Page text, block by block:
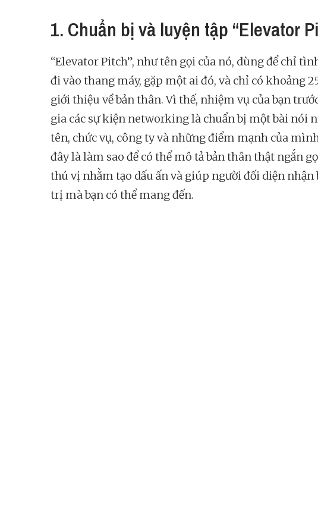
1. Chuẩn bị và luyện tập “Elevator
“Elevator Pitch”, như tên gọi của nó, dùng để chỉ
đi vào thang máy, gặp một ai đó, và chỉ có khoảng
giới thiệu về bản thân. Vì thế, nhiệm vụ của bạn
gia các sự kiện networking là chuẩn bị một bài nói
tên, chức vụ, công ty và những điểm mạnh của
đây là làm sao để có thể mô tả bản thân thật ngắn
thú vị nhằm tạo dấu ấn và giúp người đối diện nhận
trị mà bạn có thể mang đến.